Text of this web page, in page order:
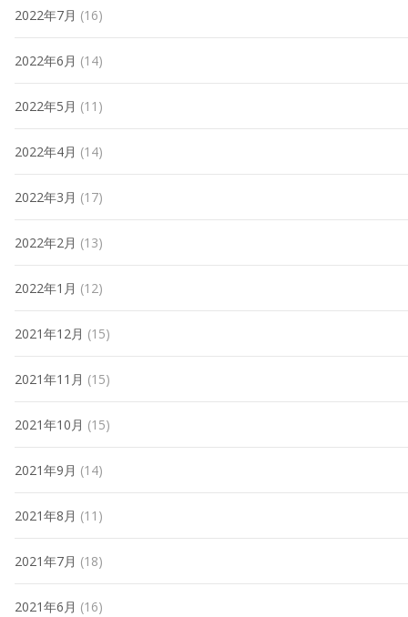
2022年7月 (16)
2022年6月 (14)
2022年5月 (11)
2022年4月 (14)
2022年3月 (17)
2022年2月 (13)
2022年1月 (12)
2021年12月 (15)
2021年11月 (15)
2021年10月 (15)
2021年9月 (14)
2021年8月 (11)
2021年7月 (18)
2021年6月 (16)